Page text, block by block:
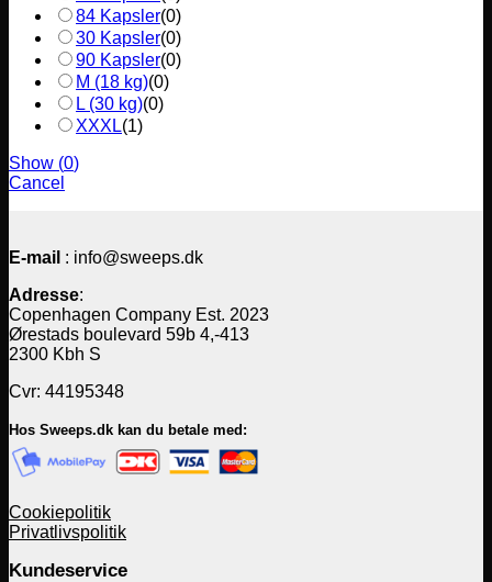
84 Kapsler(0)
30 Kapsler(0)
90 Kapsler(0)
M (18 kg)(0)
L (30 kg)(0)
XXXL(1)
Show (0)
Cancel
E-mail : info@sweeps.dk
Adresse:
Copenhagen Company Est. 2023
Ørestads boulevard 59b 4,-413
2300 Kbh S
Cvr: 44195348
Hos Sweeps.dk kan du betale med:
Cookiepolitik
Privatlivspolitik
Kundeservice